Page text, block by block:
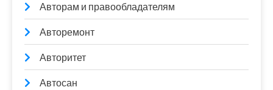
Авторам и правообладателям
Авторемонт
Авторитет
Автосан